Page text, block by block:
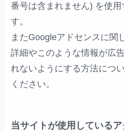
番号は含まれません) を使用
す。
またGoogleアドセンスに関
詳細やこのような情報が広
れないようにする方法につい
ください。
当サイトが使用している